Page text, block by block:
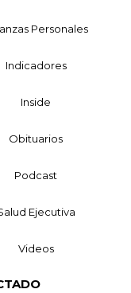
Personales
Indicadores
Inside
Obituarios
Podcast
Ejecutiva
Videos